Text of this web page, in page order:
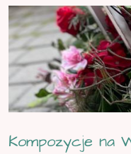
Kompozycje na